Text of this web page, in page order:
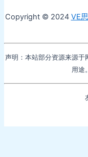
Copyright © 2024 VE
声明：本站部分资源来源于
用途